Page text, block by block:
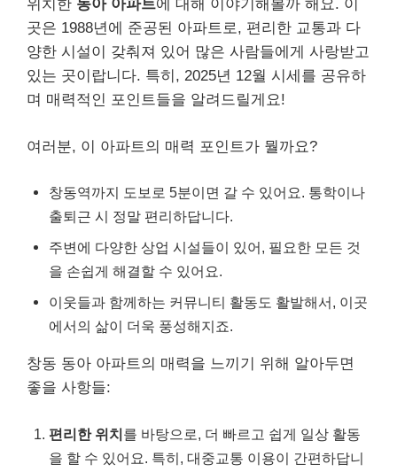
위치한 동아 아파트에 대해 이야기해볼까 해요. 이
곳은 1988년에 준공된 아파트로, 편리한 교통과 다
양한 시설이 갖춰져 있어 많은 사람들에게 사랑받고
있는 곳이랍니다. 특히, 2025년 12월 시세를 공유하
며 매력적인 포인트들을 알려드릴게요!
여러분, 이 아파트의 매력 포인트가 뭘까요?
창동역까지 도보로 5분이면 갈 수 있어요. 통학이나
출퇴근 시 정말 편리하답니다.
주변에 다양한 상업 시설들이 있어, 필요한 모든 것
을 손쉽게 해결할 수 있어요.
이웃들과 함께하는 커뮤니티 활동도 활발해서, 이곳
에서의 삶이 더욱 풍성해지죠.
창동 동아 아파트의 매력을 느끼기 위해 알아두면
좋을 사항들:
편리한 위치를 바탕으로, 더 빠르고 쉽게 일상 활동
을 할 수 있어요. 특히, 대중교통 이용이 간편하답니